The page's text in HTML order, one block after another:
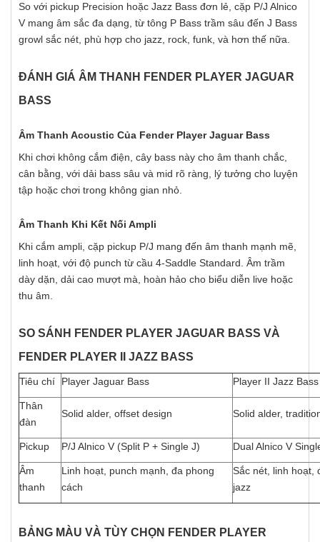
So với pickup Precision hoặc Jazz Bass đơn lẻ, cặp P/J Alnico
V mang âm sắc đa dạng, từ tông P Bass trầm sâu đến J Bass
growl sắc nét, phù hợp cho jazz, rock, funk, và hơn thế nữa.
ĐÁNH GIÁ ÂM THANH FENDER PLAYER JAGUAR
BASS
Âm Thanh Acoustic Của Fender Player Jaguar Bass
Khi chơi không cắm điện, cây bass này cho âm thanh chắc,
cân bằng, với dải bass sâu và mid rõ ràng, lý tưởng cho luyện
tập hoặc chơi trong không gian nhỏ.
Âm Thanh Khi Kết Nối Ampli
Khi cắm ampli, cặp pickup P/J mang đến âm thanh mạnh mẽ,
linh hoạt, với độ punch từ cầu 4-Saddle Standard. Âm trầm
dày dặn, dải cao mượt mà, hoàn hảo cho biểu diễn live hoặc
thu âm.
SO SÁNH FENDER PLAYER JAGUAR BASS VÀ
FENDER PLAYER II JAZZ BASS
Tiêu chí Player Jaguar Bass Player II Jazz Bass
Thân
đàn
Solid alder, offset design Solid alder,
Pickup P/J Alnico V (Split P + Single J) Dual Alnico V
Âm
thanh
Linh hoạt, punch mạnh, đa phong
cách
Sắc nét, linh hoạt,
jazz
BẢNG MÀU VÀ TÙY CHỌN FENDER PLAYER